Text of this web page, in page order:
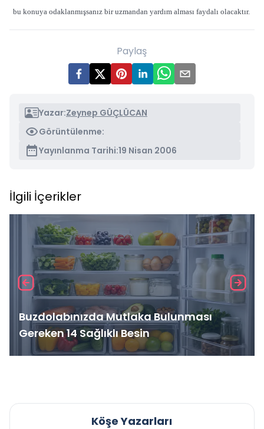
bu konuya odaklanmışsanız bir uzmandan yardım alması faydalı olacaktır.
Paylaş
Yazar:Zeynep GÜÇLÜCAN
Görüntülenme:
Yayınlanma Tarihi:19 Nisan 2006
İlgili İçerikler
Buzdolabınızda Mutlaka Bulunması
Gereken 14 Sağlıklı Besin
Köşe Yazarları